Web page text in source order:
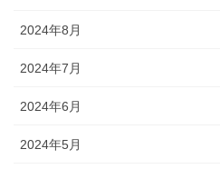
2024年8月
2024年7月
2024年6月
2024年5月